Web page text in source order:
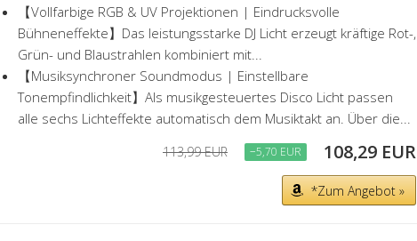
【Vollfarbige RGB & UV Projektionen | Eindrucksvolle
Bühneneffekte】Das leistungsstarke DJ Licht erzeugt kräftige Rot-,
Grün- und Blaustrahlen kombiniert mit...
【Musiksynchroner Soundmodus | Einstellbare
Tonempfindlichkeit】Als musikgesteuertes Disco Licht passen
alle sechs Lichteffekte automatisch dem Musiktakt an. Über die...
113,99 EUR −5,70 EUR 108,29 EUR
*Zum Angebot »